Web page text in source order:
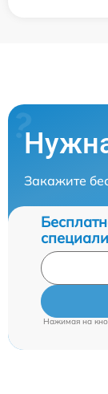
Закажите
Нажимая на